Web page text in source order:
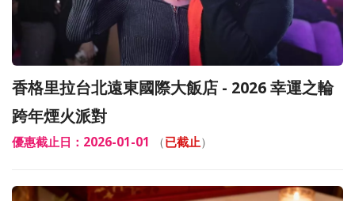
香格里拉台北遠東國際大飯店 - 2026 幸運之輪
跨年煙火派對
優惠截止日：2026-01-01 （已截止）